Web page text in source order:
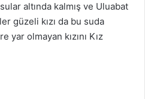
altında kalmış ve Uluabat
güzeli kızı da bu suda
yar olmayan kızını Kız